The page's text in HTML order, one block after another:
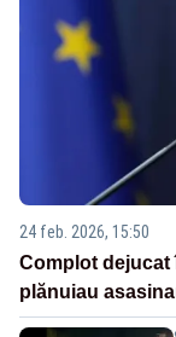
24 feb. 2026, 15:50
Complot dejucat
plănuiau